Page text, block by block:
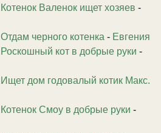
Котенок Валенок ищет хозяев -
Отдам черного котенка - Евгения
Роскошный кот в добрые руки -
Ищет дом годовалый котик Макс.
Котенок Смоу в добрые руки -